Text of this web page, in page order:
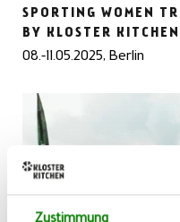
Zustimmung
SPORTING WOMEN
BY KLOSTER KITCHEN
08.-11.05.2025, Berlin